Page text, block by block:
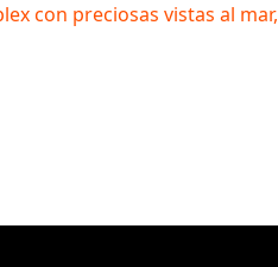
con preciosas vistas al